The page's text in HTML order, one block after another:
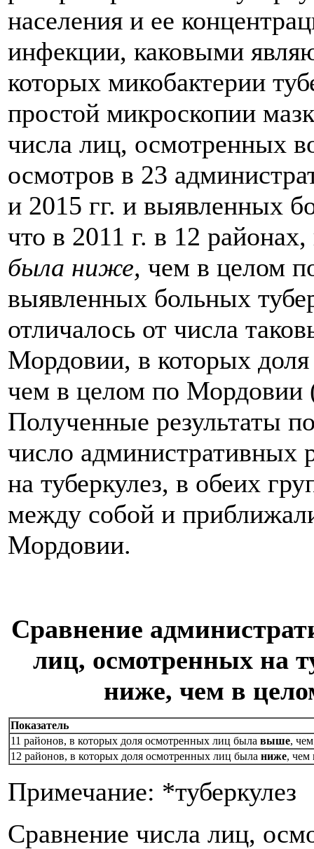
населения и ее
инфекции, каковыми
которых микобактерии
простой микроскопии
числа лиц, осмотренных
осмотров в 23
и 2015 гг. и выявленных
что в 2011 г. в 12
была ниже, чем в целом
выявленных больных
отличалось от числа
Мордовии, в которых
чем в целом по Мордовии
Полученные результаты
число административных
на туберкулез, в обеих
между собой и
Мордовии.
Сравнение
лиц, осмотренных на
ниже, чем в
Показатель
11 районов, в которых доля осмотренных лиц была выше,
12 районов, в которых доля осмотренных лиц была ниже, чем
Примечание: *туберкулез
Сравнение числа лиц,